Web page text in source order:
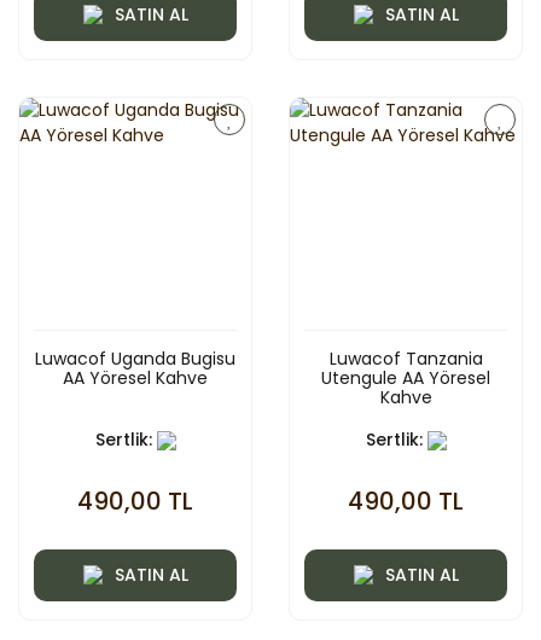
SATIN AL SATIN AL
Luwacof Uganda Bugisu
AA Yöresel Kahve
Sertlik:
490,00 TL
SATIN AL
Luwacof Tanzania
Utengule AA Yöresel
Kahve
Sertlik:
490,00 TL
SATIN AL